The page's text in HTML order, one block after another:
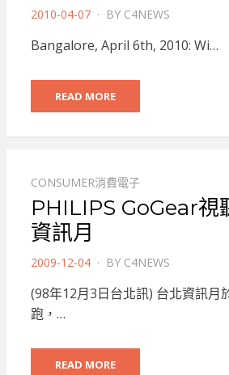
POSTED
2010-04-07 BY C4NEWS
Bangalore, April 6th, 2010: Wi…
READ MORE
CONSUMER消費電子
PHILIPS GoGear視
資訊月
POSTED
2009-12-04 BY C4NEWS
(98年12月3日台北訊) 台北資訊月
跑，…
READ MORE